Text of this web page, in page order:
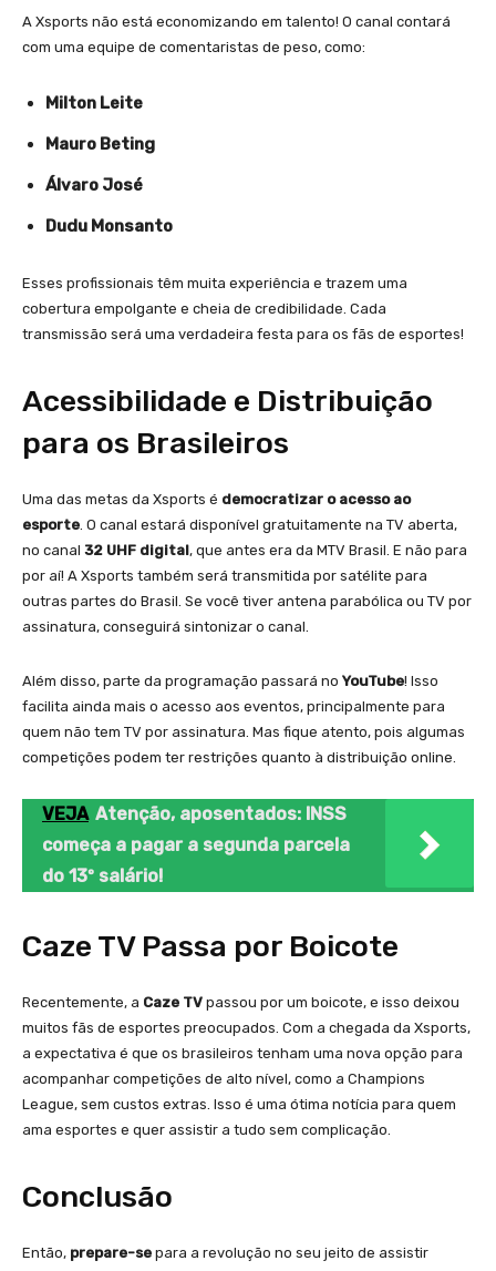
A Xsports não está economizando em talento! O canal contará
com uma equipe de comentaristas de peso, como:
Milton Leite
Mauro Beting
Álvaro José
Dudu Monsanto
Esses profissionais têm muita experiência e trazem uma
cobertura empolgante e cheia de credibilidade. Cada
transmissão será uma verdadeira festa para os fãs de esportes!
Acessibilidade e Distribuição
para os Brasileiros
Uma das metas da Xsports é democratizar o acesso ao
esporte. O canal estará disponível gratuitamente na TV aberta,
no canal 32 UHF digital, que antes era da MTV Brasil. E não para
por aí! A Xsports também será transmitida por satélite para
outras partes do Brasil. Se você tiver antena parabólica ou TV por
assinatura, conseguirá sintonizar o canal.
Além disso, parte da programação passará no YouTube! Isso
facilita ainda mais o acesso aos eventos, principalmente para
quem não tem TV por assinatura. Mas fique atento, pois algumas
competições podem ter restrições quanto à distribuição online.
VEJA Atenção, aposentados: INSS
começa a pagar a segunda parcela
do 13º salário!
Caze TV Passa por Boicote
Recentemente, a Caze TV passou por um boicote, e isso deixou
muitos fãs de esportes preocupados. Com a chegada da Xsports,
a expectativa é que os brasileiros tenham uma nova opção para
acompanhar competições de alto nível, como a Champions
League, sem custos extras. Isso é uma ótima notícia para quem
ama esportes e quer assistir a tudo sem complicação.
Conclusão
Então, prepare-se para a revolução no seu jeito de assistir